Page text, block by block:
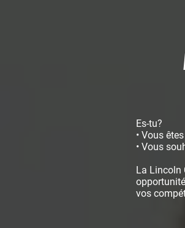
Es-tu?
• Vous
• Vous
La Lincoln
vos